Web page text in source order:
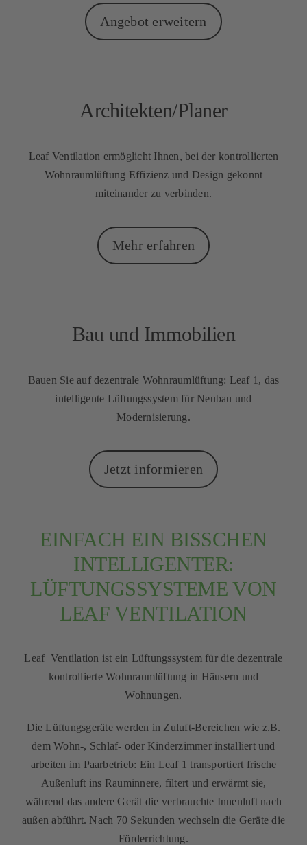
Angebot erweitern
Architekten/Planer
Leaf Ventilation ermöglicht Ihnen, bei der kontrollierten
Wohnraumlüftung Effizienz und Design gekonnt
miteinander zu verbinden.
Mehr erfahren
Bau und Immobilien
Bauen Sie auf dezentrale Wohnraumlüftung: Leaf 1, das
intelligente Lüftungssystem für Neubau und
Modernisierung.
Jetzt informieren
EINFACH EIN BISSCHEN
INTELLIGENTER:
LÜFTUNGSSYSTEME VON
LEAF VENTILATION
Leaf Ventilation ist ein Lüftungssystem für die dezentrale
kontrollierte Wohnraumlüftung in Häusern und
Wohnungen.
Die Lüftungsgeräte werden in Zuluft-Bereichen wie z.B.
dem Wohn-, Schlaf- oder Kinderzimmer installiert und
arbeiten im Paarbetrieb: Ein Leaf 1 transportiert frische
Außenluft ins Rauminnere, filtert und erwärmt sie,
während das andere Gerät die verbrauchte Innenluft nach
außen abführt. Nach 70 Sekunden wechseln die Geräte die
Förderrichtung.